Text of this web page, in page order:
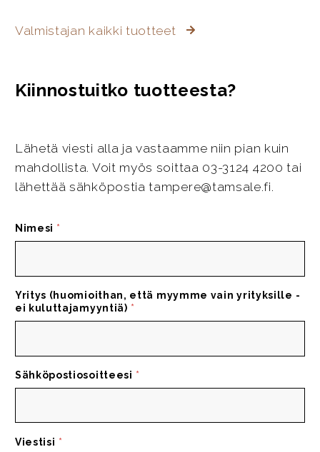
Valmistajan kaikki tuotteet
Kiinnostuitko tuotteesta?
Lähetä viesti alla ja vastaamme niin pian kuin
mahdollista. Voit myös soittaa 03-3124 4200 tai
lähettää sähköpostia tampere@tamsale.fi.
Nimesi *
Yritys (huomioithan, että myymme vain yrityksille -
ei kuluttajamyyntiä) *
Sähköpostiosoitteesi *
Viestisi *